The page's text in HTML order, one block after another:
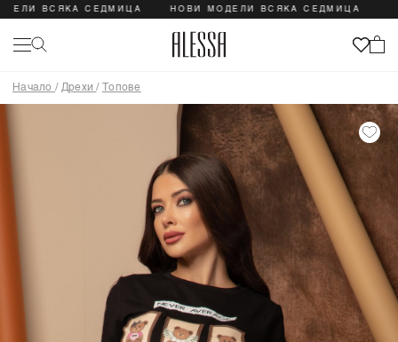
ВСЯКА СЕДМИЦА НОВИ МОДЕЛИ ВСЯКА СЕДМИЦА
Начало / Дрехи / Топове